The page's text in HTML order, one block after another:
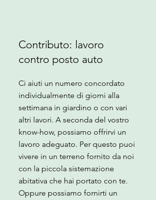
Contributo: lavoro
contro posto auto
Ci aiuti un numero concordato
individualmente di giorni alla
settimana in giardino o con vari
altri lavori. A seconda del vostro
know-how, possiamo offrirvi un
lavoro adeguato. Per questo puoi
vivere in un terreno fornito da noi
con la piccola sistemazione
abitativa che hai portato con te.
Oppure possiamo fornirti un